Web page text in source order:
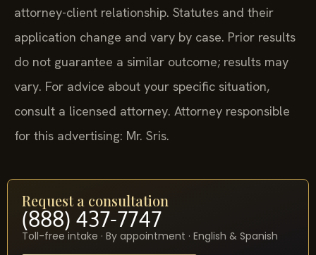
attorney-client relationship. Statutes and their
application change and vary by case. Prior results
do not guarantee a similar outcome; results may
vary. For advice about your specific situation,
consult a licensed attorney. Attorney responsible
for this advertising: Mr. Sris.
Request a consultation
(888) 437-7747
Toll-free intake · By appointment · English & Spanish